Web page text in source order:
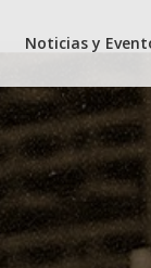
Noticias y